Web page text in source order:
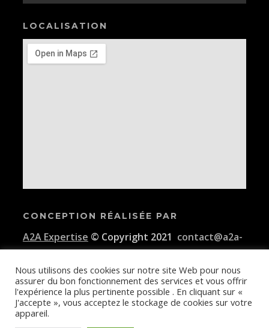
LOCALISATION
CONCEPTION RÉALISÉE PAR
A2A Expertise © Copyright 2021 contact@a2a-
expertise.com
Conditions générales d'utilisation de la plateforme E-KAIDI
Nous utilisons des cookies sur notre site Web pour nous
assurer du bon fonctionnement des services et vous offrir
l'expérience la plus pertinente possible . En cliquant sur «
J'accepte », vous acceptez le stockage de cookies sur votre
appareil.